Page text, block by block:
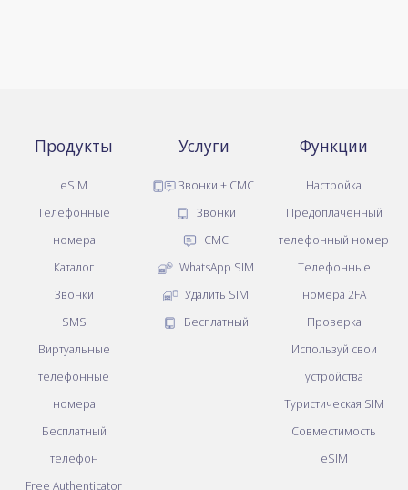
Продукты
eSIM
Телефонные
номера
Каталог
Звонки
SMS
Виртуальные
телефонные
номера
Бесплатный
телефон
Free Authenticator
Услуги
Звонки + СМС
Звонки
СМС
WhatsApp SIM
Удалить SIM
Бесплатный
Функции
Настройка
Предоплаченный
телефонный номер
Телефонные
номера 2FA
Проверка
Используй свои
устройства
Туристическая SIM
Совместимость
eSIM